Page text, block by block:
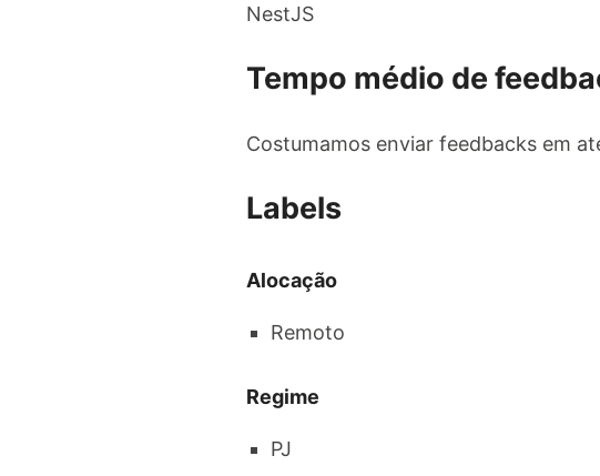
NestJS
Tempo médio de
Costumamos enviar feedbacks em
Labels
Alocação
Remoto
Regime
PJ